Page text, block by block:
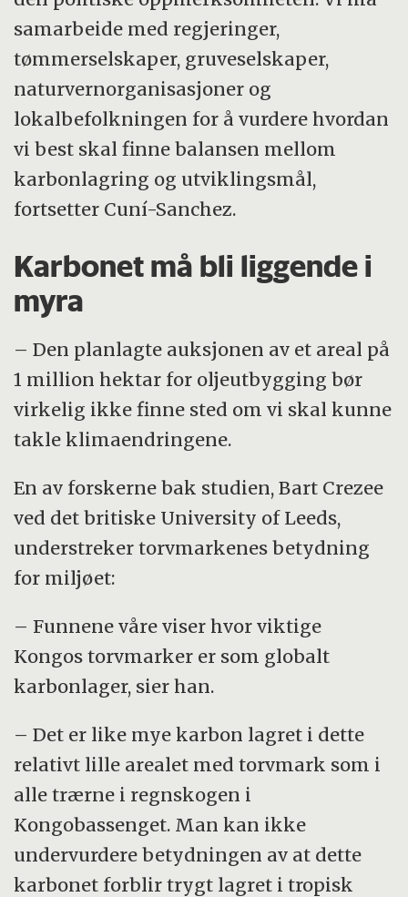
samarbeide med regjeringer,
tømmerselskaper, gruveselskaper,
naturvernorganisasjoner og
lokalbefolkningen for å vurdere hvordan
vi best skal finne balansen mellom
karbonlagring og utviklingsmål,
fortsetter Cuní-Sanchez.
Karbonet må bli liggende i
myra
– Den planlagte auksjonen av et areal på
1 million hektar for oljeutbygging bør
virkelig ikke finne sted om vi skal kunne
takle klimaendringene.
En av forskerne bak studien, Bart Crezee
ved det britiske University of Leeds,
understreker torvmarkenes betydning
for miljøet:
– Funnene våre viser hvor viktige
Kongos torvmarker er som globalt
karbonlager, sier han.
– Det er like mye karbon lagret i dette
relativt lille arealet med torvmark som i
alle trærne i regnskogen i
Kongobassenget. Man kan ikke
undervurdere betydningen av at dette
karbonet forblir trygt lagret i tropisk